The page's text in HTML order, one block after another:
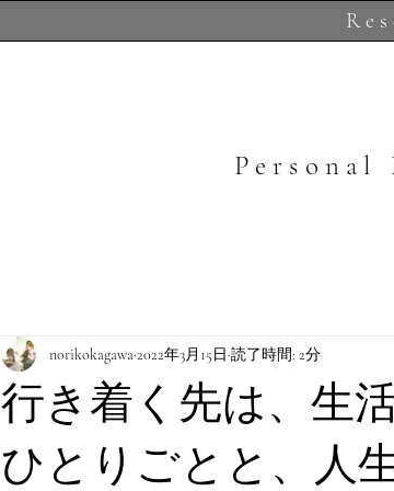
​Personal
行き着く先は、生
ひとりごとと、人
norikokagawa2022年3月15日 読了時間: 2分